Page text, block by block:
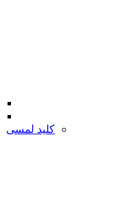
کلید لمسی